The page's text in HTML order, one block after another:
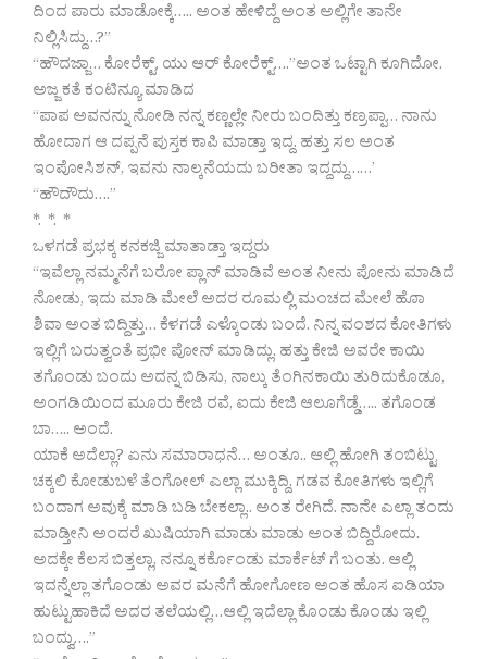
ದಿಂದ ಪಾರು ಮಾಡೋಕ್ಕೆ….. ಅಂತ ಹೇಳಿದ್ದೆ ಅಂತ ಅಲ್ಲಿಗೇ ತಾನೇ
ನಿಲ್ಲಿಸಿದ್ದು…?”
“ಹೌದಜ್ಜಾ… ಕೋರೆಕ್ಟ್, ಯು ಆರ್ ಕೋರೆಕ್ಟ್….”ಅಂತ ಒಟ್ಟಾಗಿ ಕೂಗಿದೋ.
ಅಜ್ಜ ಕತೆ ಕಂಟಿನ್ಯೂ ಮಾಡಿದ
“ಪಾಪ ಅವನನ್ನು ನೋಡಿ ನನ್ನ ಕಣ್ಣಲ್ಲೇ ನೀರು ಬಂದಿತ್ತು ಕಣ್ರಪ್ಪಾ… ನಾನು
ಹೋದಾಗ ಆ ದಪ್ಪನೆ ಪುಸ್ತಕ ಕಾಪಿ ಮಾಡ್ತಾ ಇದ್ದ. ಹತ್ತು ಸಲ ಅಂತ
ಇಂಪೋಸಿಶನ್, ಇವನು ನಾಲ್ಕನೆಯದು ಬರೀತಾ ಇದ್ದದ್ದು……’
“ಹೌದೌದು….”
*. *. *
ಒಳಗಡೆ ಪ್ರಭಕ್ಕ ಕನಕಜ್ಜಿ ಮಾತಾಡ್ತಾ ಇದ್ದರು
“ಇವೆಲ್ಲಾ ನಮ್ಮನೆಗೆ ಬರೋ ಪ್ಲಾನ್ ಮಾಡಿವೆ ಅಂತ ನೀನು ಪೋನು ಮಾಡಿದೆ
ನೋಡು, ಇದು ಮಾಡಿ ಮೇಲೆ ಅದರ ರೂಮಲ್ಲಿ ಮಂಚದ ಮೇಲೆ ಹೊಾ
ಶಿವಾ ಅಂತ ಬಿದ್ದಿತ್ತು… ಕೆಳಗಡೆ ಎಳ್ಕೊಂಡು ಬಂದೆ. ನಿನ್ನ ವಂಶದ ಕೋತಿಗಳು
ಇಲ್ಲಿಗೆ ಬರುತ್ವಂತೆ ಪ್ರಭೀ ಪೋನ್ ಮಾಡಿದ್ಲು. ಹತ್ತು ಕೇಜಿ ಅವರೇ ಕಾಯಿ
ತಗೊಂಡು ಬಂದು ಅದನ್ನ ಬಿಡಿಸು, ನಾಲ್ಕು ತೆಂಗಿನಕಾಯಿ ತುರಿದುಕೊಡೂ,
ಅಂಗಡಿಯಿಂದ ಮೂರು ಕೇಜಿ ರವೆ, ಐದು ಕೇಜಿ ಆಲೂಗೆಡ್ಡೆ….. ತಗೊಂಡ
ಬಾ….. ಅಂದೆ.
ಯಾಕೆ ಅದೆಲ್ಲಾ? ಏನು ಸಮಾರಾಧನೆ… ಅಂತೂ.. ಆಲ್ಲಿ ಹೋಗಿ ತಂಬಿಟ್ಟು
ಚಕ್ಕಲಿ ಕೋಡುಬಳೆ ತೆಂಗೋಲ್ ಎಲ್ಲಾ ಮುಕ್ಕಿದ್ದಿ, ಗಡವ ಕೋತಿಗಳು ಇಲ್ಲಿಗೆ
ಬಂದಾಗ ಅವುಕ್ಕೆ ಮಾಡಿ ಬಡಿ ಬೇಕಲ್ಲಾ.. ಅಂತ ರೇಗಿದೆ. ನಾನೇ ಎಲ್ಲಾ ತಂದು
ಮಾಡ್ತೀನಿ ಅಂದರೆ ಖುಷಿಯಾಗಿ ಮಾಡು ಮಾಡು ಅಂತ ಬಿದ್ದಿರೋದು.
ಅದಕ್ಕೇ ಕೆಲಸ ಬಿತ್ತಲ್ಲಾ, ನನ್ನೂ ಕರ್ಕೊಂಡು ಮಾರ್ಕೆಟ್ ಗೆ ಬಂತು. ಆಲ್ಲಿ
ಇದನ್ನೆಲ್ಲಾ ತಗೊಂಡು ಅವರ ಮನೆಗೆ ಹೋಗೋಣ ಅಂತ ಹೊಸ ಐಡಿಯಾ
ಹುಟ್ಟುಹಾಕಿದೆ ಅದರ ತಲೆಯಲ್ಲಿ…ಆಲ್ಲಿ ಇದೆಲ್ಲಾ ಕೊಂಡು ಕೊಂಡು ಇಲ್ಲಿ
ಬಂದ್ವು….”